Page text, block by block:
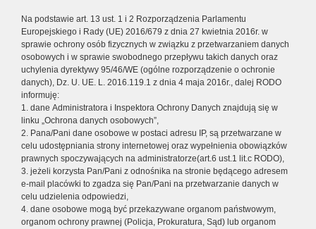
Na podstawie art. 13 ust. 1 i 2 Rozporządzenia Parlamentu
Europejskiego i Rady (UE) 2016/679 z dnia 27 kwietnia 2016r. w
sprawie ochrony osób fizycznych w związku z przetwarzaniem danych
osobowych i w sprawie swobodnego przepływu takich danych oraz
uchylenia dyrektywy 95/46/WE (ogólne rozporządzenie o ochronie
danych), Dz. U. UE. L. 2016.119.1 z dnia 4 maja 2016r., dalej RODO
informuję:
1. dane Administratora i Inspektora Ochrony Danych znajdują się w
linku „Ochrona danych osobowych”,
2. Pana/Pani dane osobowe w postaci adresu IP, są przetwarzane w
celu udostępniania strony internetowej oraz wypełnienia obowiązków
prawnych spoczywających na administratorze(art.6 ust.1 lit.c RODO),
3. jeżeli korzysta Pan/Pani z odnośnika na stronie będącego adresem
e-mail placówki to zgadza się Pan/Pani na przetwarzanie danych w
celu udzielenia odpowiedzi,
4. dane osobowe mogą być przekazywane organom państwowym,
organom ochrony prawnej (Policja, Prokuratura, Sąd) lub organom